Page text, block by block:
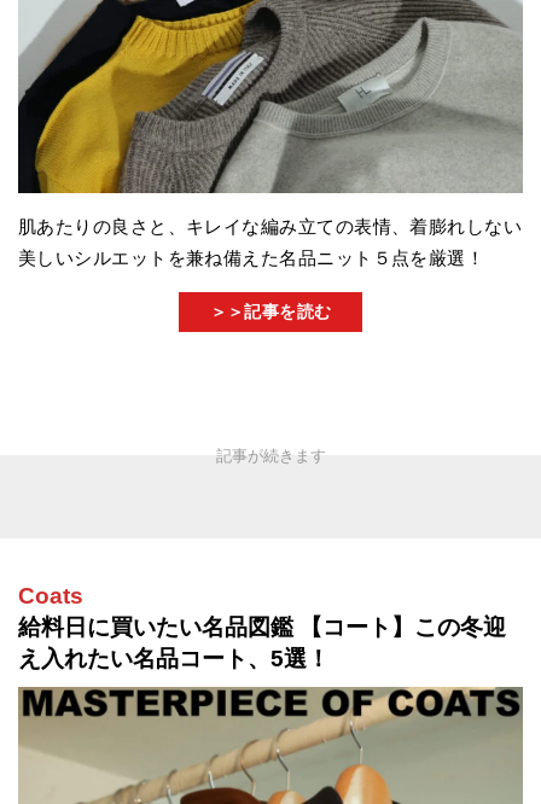
肌あたりの良さと、キレイな編み立ての表情、着膨れしない
美しいシルエットを兼ね備えた名品ニット５点を厳選！
＞＞記事を読む
Coats
給料日に買いたい名品図鑑 【コート】この冬迎
え入れたい名品コート、5選！